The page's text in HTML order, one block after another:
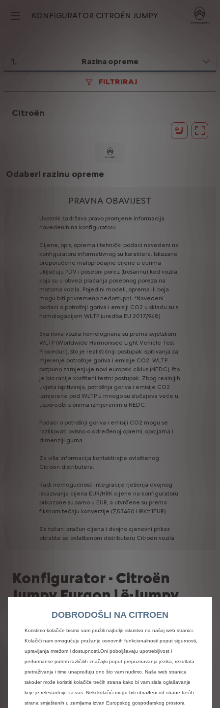
KONFIGURATOR CITROËN JUMPY
1. Razina opreme
FILTRIRAJ
Citroën
Odaberi razinu opreme
PRAVNA OBAVIJEST
Uvoznik zadržava pravo promjene informacija
navedenih na konfiguratoru.
Cijene, opis, oprema i tehnički podaci navedeni na
konfiguratoru informativnog su karaktera. Iskazane
preporučene maloprodajne cijene u eurima
uključuju PDV i posebni porez (trošarinu) kod vozila
koja su u obvezi plaćanja posebnog poreza na
motorna vozila. Pojedini modeli, oprema ili boja
mogu biti privremeno nedostupni. *Navedeni
podaci o potrošnji goriva i emisiji CO2 u skladu su s
homologacijom WLTP (uredba EU 2017/948).
Sva nova vozila homologirana su prema svjetskom
WLTP (Worldwide Harmonised Light Vehicle Test
Proceduri), što je realističniji postupak ispitivanja za
mjerenje potrošnje goriva i emisije CO2. WLTP
potpuno zamjenjuje novi europski ciklus (NEDC), što
je bio ranije korišteni testni postupak. Zbog realnijih
uvjeta ispitivanja, potrošnja goriva i emisije CO2
izmjerene pod WLTP u mnogo su slučajeva veće u
usporedbi s onima izmjerenim u NEDC.
Podaci o potrošnji goriva i emisiji CO2 mogu se
razlikovati ovisno o određenoj opremi, opcijama i
dimenziji guma.
Za više informacija kontaktirajte ovlaštenog
Citroën distributera.
Radi nemogućnosti integracije rješenja dvojnog
iskazivanja cijena EUR/HRK cijene na konfiguratoru
prikazane su samo u EUR, a utvrđene su prema
fiksnom tečaju konverzije (7,53450 HRK=1EUR).
Za točan izračun cijena i dvojno cjenovni prikaz
obratite se ovlaštenom distributeru Citroën vozila.
Konfigurator - Citroën
Jumpy Furgon i ë-Jumpy
Furgon
Tražite novo gospodarsko vozilo? Otkrijte ponudu Citroën
Jumpy modela!
DOBRODOŠLI NA CITROEN
Koristimo kolačiće bismo vam pružili najbolje iskustvo na našoj web stranici.
Kolačići nam omogućuju pružanje osnovnih funkcionalnosti poput sigurnosti,
upravljanja mrežom i dostupnosti.Oni poboljšavaju upotrebljivost i
performanse putem različitih značajki poput prepoznavanja jezika, rezultata
pretraživanja i time unapređuju ono što vam nudimo. Naša web stranica
također može koristiti kolačiće trećih strana kako bi vam slala oglašavanje
koje je relevantnije za vas. Neki kolačići mogu biti obrađeni od strane trećih
strana smještenih u zemljama izvan Europskog gospodarskog prostora